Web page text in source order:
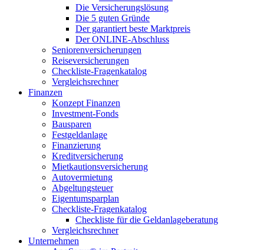
Die Versicherungslösung
Die 5 guten Gründe
Der garantiert beste Marktpreis
Der ONLINE-Abschluss
Seniorenversicherungen
Reiseversicherungen
Checkliste-Fragenkatalog
Vergleichsrechner
Finanzen
Konzept Finanzen
Investment-Fonds
Bausparen
Festgeldanlage
Finanzierung
Kreditversicherung
Mietkautionsversicherung
Autovermietung
Abgeltungsteuer
Eigentumsparplan
Checkliste-Fragenkatalog
Checkliste für die Geldanlageberatung
Vergleichsrechner
Unternehmen